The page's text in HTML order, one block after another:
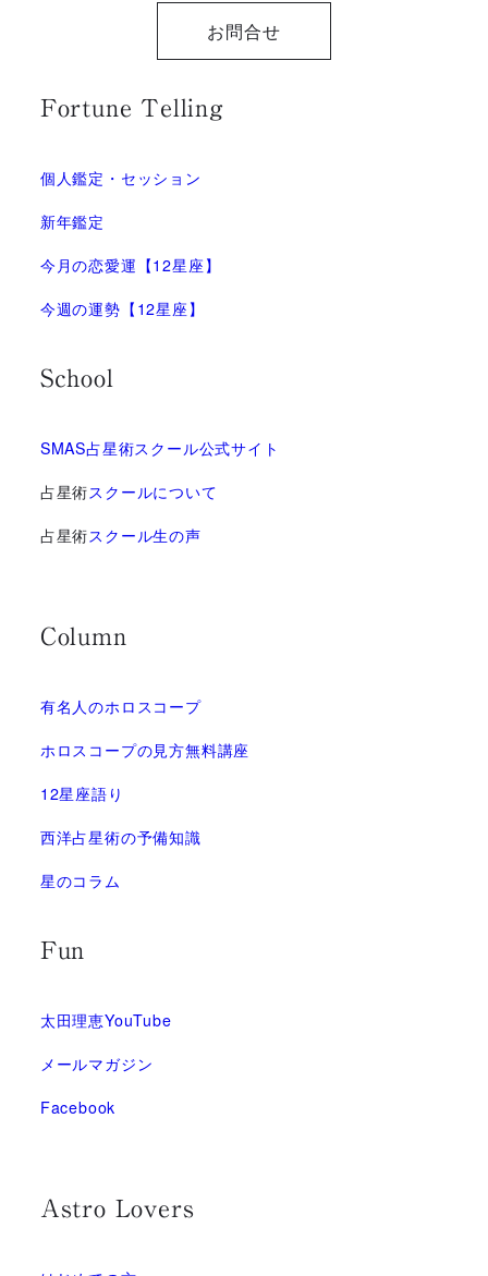
お問合せ
Fortune Telling
個人鑑定・セッション
新年鑑定
今月の恋愛運【12星座】
今週の運勢【12星座】
School
SMAS占星術スクール公式サイト
占星術スクールについて
占星術スクール生の声
Column
有名人のホロスコープ
ホロスコープの見方無料講座
12星座語り
西洋占星術の予備知識
星のコラム
Fun
太田理恵YouTube
メールマガジン
Facebook
Astro Lovers